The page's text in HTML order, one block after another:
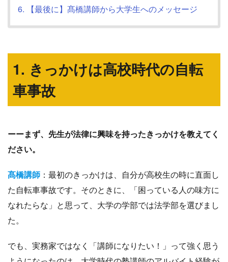
6. 【最後に】髙橋講師から大学生へのメッセージ
1. きっかけは高校時代の自転
車事故
ーーまず、先生が法律に興味を持ったきっかけを教えてく
ださい。
髙橋講師 ：最初のきっかけは、自分が高校生の時に直面し
た自転車事故です。そのときに、「困っている人の味方に
なれたらな」と思って、大学の学部では法学部を選びまし
た。
でも、実務家ではなく「講師になりたい！」って強く思う